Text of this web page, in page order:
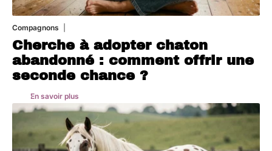
Compagnons
Cherche à adopter chaton
abandonné : comment offrir une
seconde chance ?
En savoir plus